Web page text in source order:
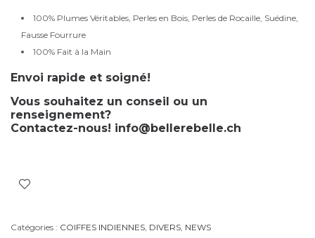
100% Plumes Véritables, Perles en Bois, Perles de Rocaille, Suédine,
Fausse Fourrure
100% Fait à la Main
Envoi rapide et soigné!
Vous souhaitez un conseil ou un
renseignement?
Contactez-nous! info@bellerebelle.ch
Catégories : COIFFES INDIENNES, DIVERS, NEWS